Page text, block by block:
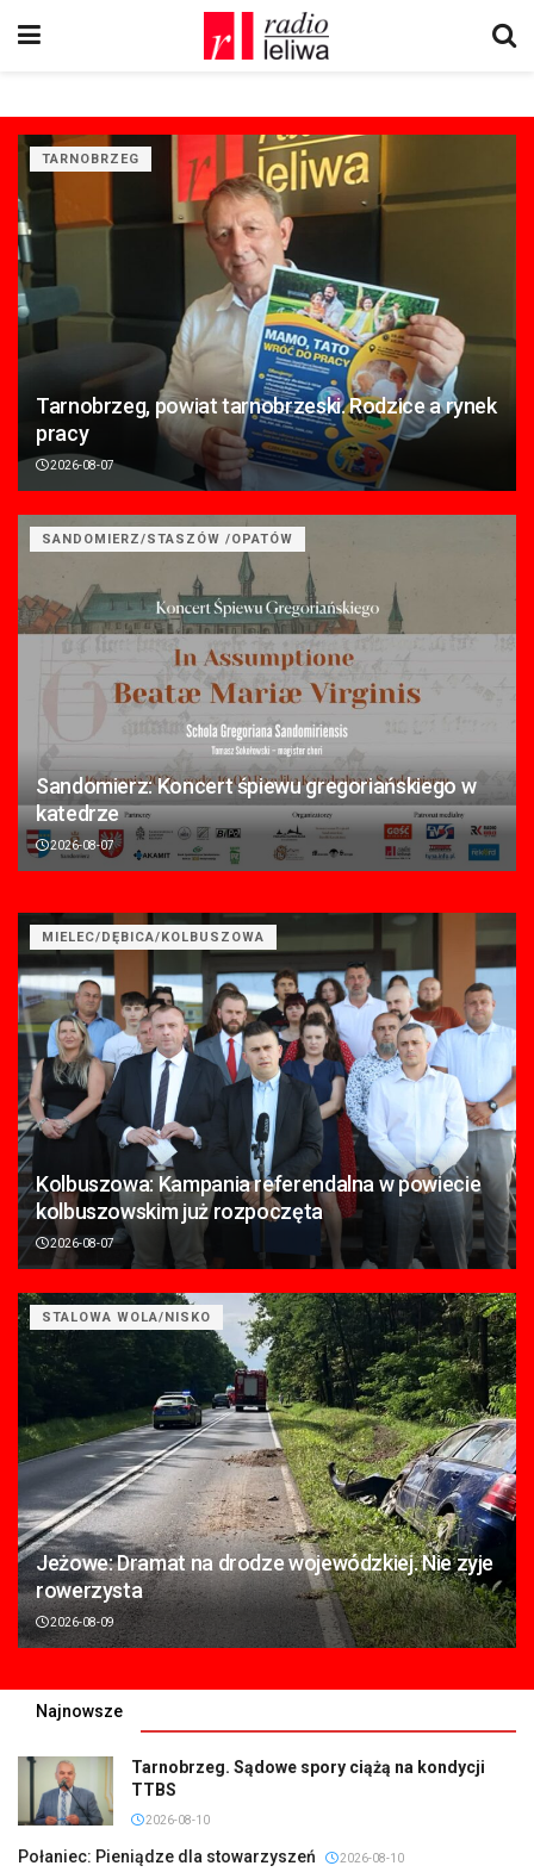
TARNOBRZEG
Tarnobrzeg, powiat tarnobrzeski. Rodzice a rynek
pracy
2026-08-07
SANDOMIERZ/STASZÓW /OPATÓW
Sandomierz: Koncert śpiewu gregoriańskiego w
katedrze
2026-08-07
MIELEC/DĘBICA/KOLBUSZOWA
Kolbuszowa: Kampania referendalna w powiecie
kolbuszowskim już rozpoczęta
2026-08-07
STALOWA WOLA/NISKO
Jeżowe: Dramat na drodze wojewódzkiej. Nie zyje
rowerzysta
2026-08-09
Najnowsze
Tarnobrzeg. Sądowe spory ciążą na kondycji
TTBS
2026-08-10
Połaniec: Pieniądze dla stowarzyszeń 2026-08-10